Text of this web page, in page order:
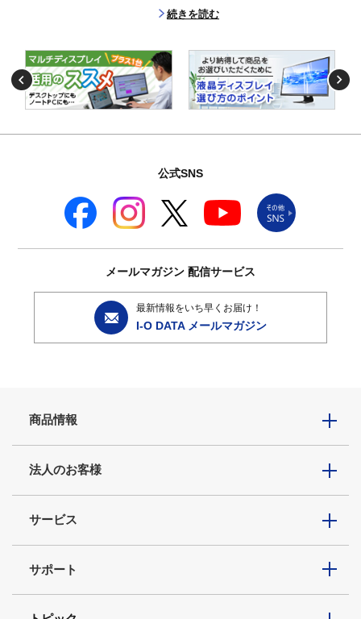
続きを読む
公式SNS
メールマガジン 配信サービス
最新情報をいち早くお届け！
I-O DATA メールマガジン
商品情報
法人のお客様
サービス
サポート